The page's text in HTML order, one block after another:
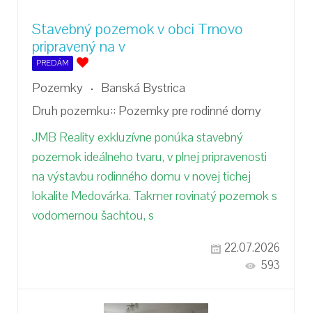
Stavebný pozemok v obci Trnovo
pripravený na v
PREDÁM
Pozemky
Banská Bystrica
Druh pozemku:: Pozemky pre rodinné domy
JMB Reality exkluzívne ponúka stavebný
pozemok ideálneho tvaru, v plnej pripravenosti
na výstavbu rodinného domu v novej tichej
lokalite Medovárka. Takmer rovinatý pozemok s
vodomernou šachtou, s
22.07.2026
593